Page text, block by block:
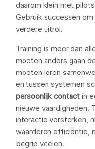
daarom klein met
Gebruik successen
verdere uitrol.
Training is meer dan
moeten anders gaan
moeten leren
en tussen systemen
persoonlijk contact in
nieuwe vaardigheden.
interactie versterken,
waarderen efficiëntie,
begrip voelen.